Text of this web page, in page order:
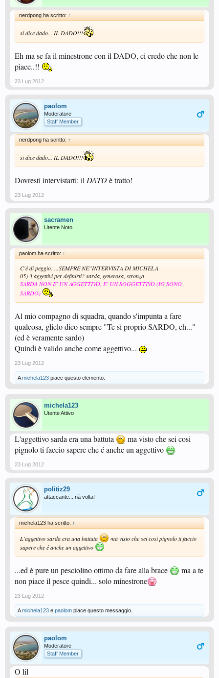
nerdpong ha scritto: ↑
si dice dado... IL DADO!!!
Eh ma se fa il minestrone con il DADO, ci credo che non le
piace..!!
23 Lug 2012
paolom
Moderatore
Staff Member
nerdpong ha scritto: ↑
si dice dado... IL DADO!!!
Dovresti intervistarti: il DATOè tratto!
23 Lug 2012
sacramen
Utente Noto
paolom ha scritto: ↑
C'è di peggio: ...SEMPRE NE''INTERVISTA DI MICHELA
05) 3 aggettivi per definirti? sarda, generosa, stronza
SARDA NON E' UN AGGETTIVO, E' UN SOGGETTIVO (IO SONO
SARDO)
Al mio compagno di squadra, quando s'impunta a fare
qualcosa, glielo dico sempre "Te sì proprio SARDO, eh..."
(ed è veramente sardo)
Quindi è valido anche come aggettivo...
23 Lug 2012
Amichela123 piace questo elemento.
michela123
Utente Attivo
L'aggettivo sarda era una battuta
ma visto che sei cosi
pignolo ti faccio sapere che é anche un aggettivo
23 Lug 2012
politiz29
attaccante... nà volta!
michela123 ha scritto: ↑
L'aggettivo sarda era una battuta
ma visto che sei cosi pignolo ti faccio
sapere che é anche un aggettivo
...ed è pure un pesciolino ottimo da fare alla brace
ma a te
non piace il pesce quindi... solo minestrone
23 Lug 2012
Amichela123 e paolom piace questo messaggio.
paolom
Moderatore
Staff Member
O lil